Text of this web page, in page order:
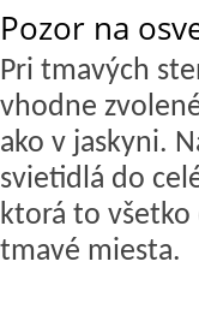
Pozor na
Pri tmavých
vhodne
ako v jaskyni.
svietidlá do
ktorá to všetko
tmavé miesta.